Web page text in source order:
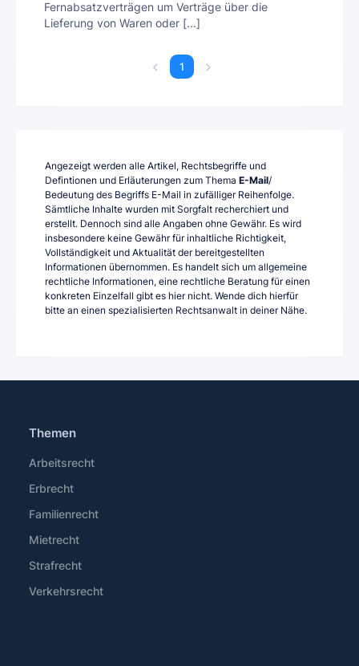
Fernabsatzverträgen um Verträge über die
Lieferung von Waren oder [...]
1
Angezeigt werden alle Artikel, Rechtsbegriffe und
Defintionen und Erläuterungen zum Thema E-Mail/
Bedeutung des Begriffs E-Mail in zufälliger Reihenfolge.
Sämtliche Inhalte wurden mit Sorgfalt recherchiert und
erstellt. Dennoch sind alle Angaben ohne Gewähr. Es wird
insbesondere keine Gewähr für inhaltliche Richtigkeit,
Vollständigkeit und Aktualität der bereitgestellten
Informationen übernommen. Es handelt sich um allgemeine
rechtliche Informationen, eine rechtliche Beratung für einen
konkreten Einzelfall gibt es hier nicht. Wende dich hierfür
bitte an einen spezialisierten Rechtsanwalt in deiner Nähe.
Themen
Arbeitsrecht
Erbrecht
Familienrecht
Mietrecht
Strafrecht
Verkehrsrecht